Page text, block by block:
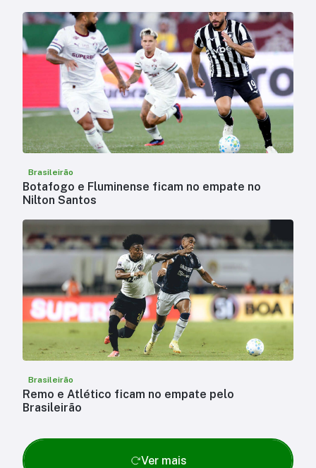
Brasileirão
Botafogo e Fluminense ficam no empate no
Nilton Santos
Brasileirão
Remo e Atlético ficam no empate pelo
Brasileirão
Ver mais